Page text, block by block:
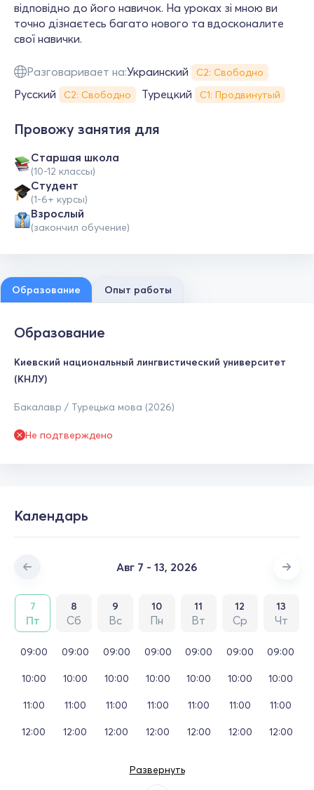
відповідно до його навичок. На уроках зі мною ви
точно дізнаєтесь багато нового та вдосконалите
свої навички.
Разговаривает на:Украинский С2: Свободно
Русский С2: Свободно Турецкий С1: Продвинутый
Провожу занятия для
Cтаршая школа
(10-12 классы)
Студент
(1-6+ курсы)
Взрослый
(закончил обучение)
Образование Опыт работы
Образование
Киевский национальный лингвистический университет
(КНЛУ)
Бакалавр / Турецька мова (2026)
Не подтверждено
Календарь
Авг 7 - 13, 2026
7
Пт
8
Сб
9
Вс
10
Пн
11
Вт
12
Ср
13
Чт
09:00
10:00
11:00
12:00
09:00
10:00
11:00
12:00
09:00
10:00
11:00
12:00
09:00
10:00
11:00
12:00
09:00
10:00
11:00
12:00
09:00
10:00
11:00
12:00
09:00
10:00
11:00
12:00
Развернуть